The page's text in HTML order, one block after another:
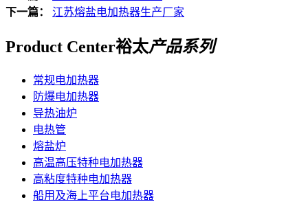
下一篇：
江苏熔盐电加热器生产厂家
Product Center裕太产品系列
常规电加热器
防爆电加热器
导热油炉
电热管
熔盐炉
高温高压特种电加热器
高粘度特种电加热器
船用及海上平台电加热器